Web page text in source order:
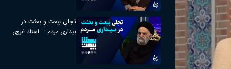
تجلی بیعت و بعثت در
بیداری مردم – استاد غروی